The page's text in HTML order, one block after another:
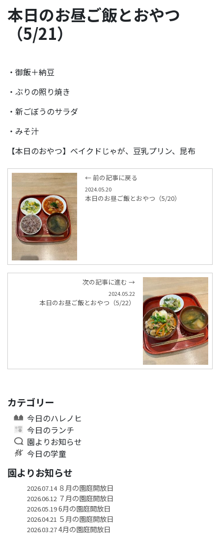
本日のお昼ご飯とおやつ
（5/21）
・御飯＋納豆
・ぶりの照り焼き
・新ごぼうのサラダ
・みそ汁
【本日のおやつ】ベイクドじゃが、豆乳プリン、昆布
← 前の記事に戻る
2024.05.20
本日のお昼ご飯とおやつ（5/20）
次の記事に進む →
2024.05.22
本日のお昼ご飯とおやつ（5/22）
カテゴリー
今日のハレノヒ
今日のランチ
園よりお知らせ
今日の学童
園よりお知らせ
2026.07.14８月の園庭開放日
2026.06.12 ７月の園庭開放日
2026.05.196月の園庭開放日
2026.04.21 ５月の園庭開放日
2026.03.274月の園庭開放日